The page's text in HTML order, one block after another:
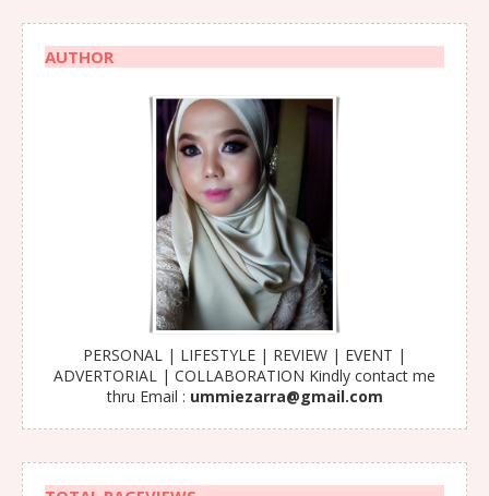
AUTHOR
PERSONAL | LIFESTYLE | REVIEW | EVENT |
ADVERTORIAL | COLLABORATION Kindly contact me
thru Email : ummiezarra@gmail.com